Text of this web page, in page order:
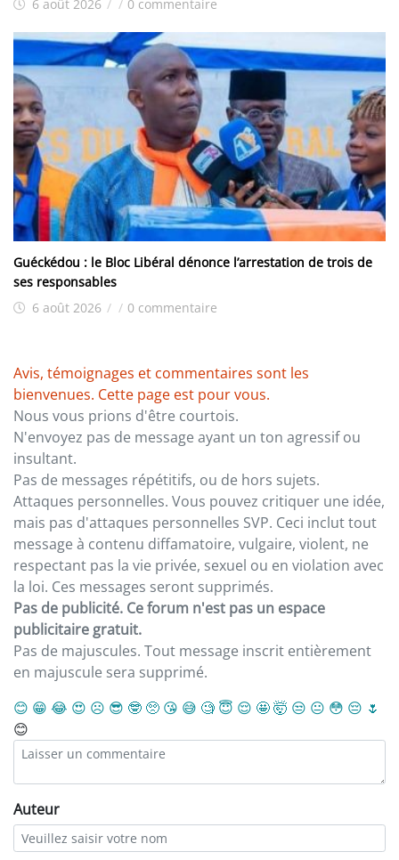
6 août 2026 / / 0 commentaire
Guéckédou : le Bloc Libéral dénonce l’arrestation de trois de
ses responsables
6 août 2026 / / 0 commentaire
Avis, témoignages et commentaires sont les
bienvenues. Cette page est pour vous.
Nous vous prions d'être courtois.
N'envoyez pas de message ayant un ton agressif ou
insultant.
Pas de messages répétitifs, ou de hors sujets.
Attaques personnelles. Vous pouvez critiquer une idée,
mais pas d'attaques personnelles SVP. Ceci inclut tout
message à contenu diffamatoire, vulgaire, violent, ne
respectant pas la vie privée, sexuel ou en violation avec
la loi. Ces messages seront supprimés.
Pas de publicité. Ce forum n'est pas un espace
publicitaire gratuit.
Pas de majuscules. Tout message inscrit entièrement
en majuscule sera supprimé.
😊 😁 😂 😍 ☹️ 😎 🤓 🥺 😘 😅 🧐 😇 😌 🤩🤯 😒 😐 😳 😔 🌷
😊
Auteur